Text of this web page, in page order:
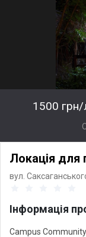
1500
Локація для
вул.
Інформація
Campus